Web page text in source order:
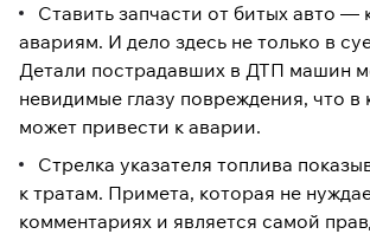
Ставить запчасти от битых авто —
авариям. И дело здесь не только в
Детали пострадавших в ДТП машин
невидимые глазу повреждения, что в
может привести к аварии.
Стрелка указателя топлива
к тратам. Примета, которая не
комментариях и является самой